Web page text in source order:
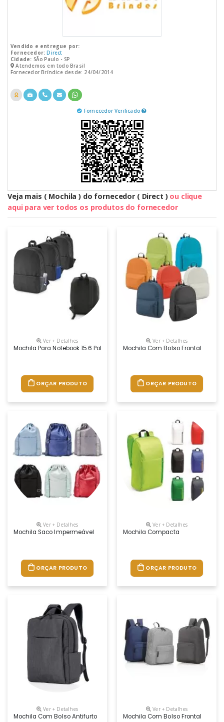
Vendido e entregue por:
Fornecedor: Direct
Cidade: SÃo Paulo - SP
Atendemos em todo Brasil
Fornecedor Bríndice desde: 24/04/2014
Fornecedor Verificado
Veja mais ( Mochila ) do fornecedor ( Direct ) ou clique
aqui para ver todos os produtos do fornecedor
Ver + Detalhes
Mochila Para Notebook 15.6 Polegadas
ORÇAR PRODUTO
Ver + Detalhes
Mochila Com Bolso Frontal
ORÇAR PRODUTO
Ver + Detalhes
Mochila Saco Impermeável
ORÇAR PRODUTO
Ver + Detalhes
Mochila Compacta
ORÇAR PRODUTO
Ver + Detalhes
Mochila Com Bolso Antifurto
Ver + Detalhes
Mochila Com Bolso Frontal